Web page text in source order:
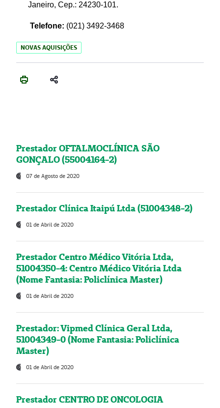
Janeiro, Cep.: 24230-101.
Telefone: (021) 3492-3468
NOVAS AQUISIÇÕES
Prestador OFTALMOCLÍNICA SÃO
GONÇALO (55004164-2)
07 de Agosto de 2020
Prestador Clínica Itaipú Ltda (51004348-2)
01 de Abril de 2020
Prestador Centro Médico Vitória Ltda,
51004350-4: Centro Médico Vitória Ltda
(Nome Fantasia: Policlínica Master)
01 de Abril de 2020
Prestador: Vipmed Clínica Geral Ltda,
51004349-0 (Nome Fantasia: Policlínica
Master)
01 de Abril de 2020
Prestador CENTRO DE ONCOLOGIA